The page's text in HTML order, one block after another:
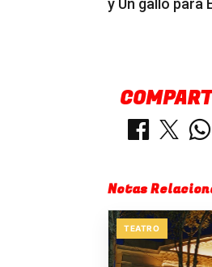
y Un gallo para
Notas
TEATRO